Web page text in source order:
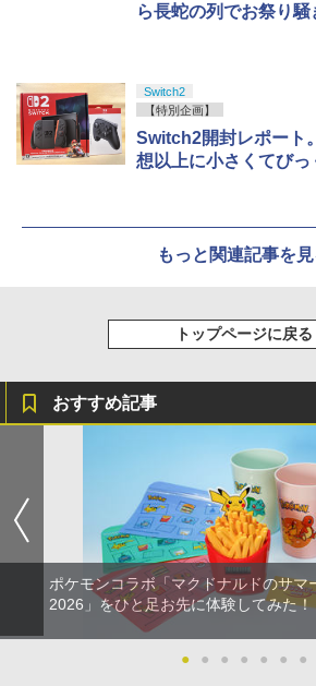
ら長蛇の列でお祭り騒
Switch2
【特別企画】
Switch2開封レポート
想以上に小さくてびっ
もっと関連記事を
トップページに戻る
おすすめ記事
ポケモンコラボ「マクドナルドのサマ
2026」をひと足お先に体験してみた！
● ● ● ● ● ● ●